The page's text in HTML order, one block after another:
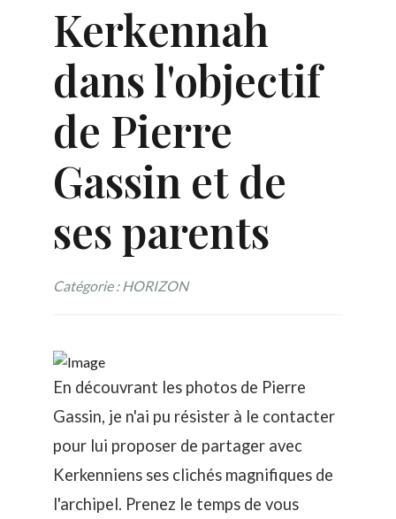
Kerkennah
dans l'objectif
de Pierre
Gassin et de
ses parents
Catégorie : HORIZON
En découvrant les photos de Pierre
Gassin, je n'ai pu résister à le contacter
pour lui proposer de partager avec
Kerkenniens ses clichés magnifiques de
l'archipel. Prenez le temps de vous